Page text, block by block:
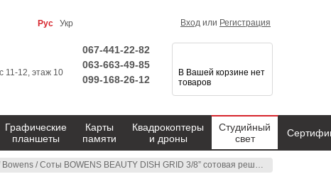
Bowens /Соты BOWENS BEAUTY DISH GRID 3/8” сотовая решетка для рефлектора ”Бьюти Диш” (BW-1905)
Рус Укр Вход или Регистрация
11-12, этаж 10
067-441-22-82
063-663-49-85
099-168-26-12
В Вашей корзине нет
товаров
Графические
планшеты
Карты
памяти
Квадрокоптеры
и дроны
Студийный
свет